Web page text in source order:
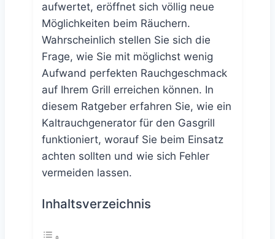
aufwertet, eröffnet sich völlig neue
Möglichkeiten beim Räuchern.
Wahrscheinlich stellen Sie sich die
Frage, wie Sie mit möglichst wenig
Aufwand perfekten Rauchgeschmack
auf Ihrem Grill erreichen können. In
diesem Ratgeber erfahren Sie, wie ein
Kaltrauchgenerator für den Gasgrill
funktioniert, worauf Sie beim Einsatz
achten sollten und wie sich Fehler
vermeiden lassen.
Inhaltsverzeichnis